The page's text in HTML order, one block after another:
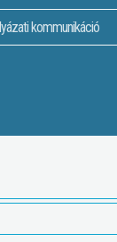
kommunikáció